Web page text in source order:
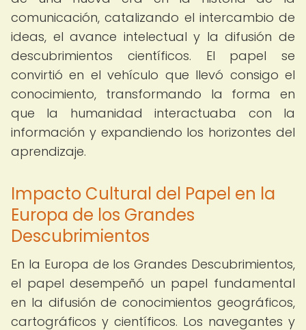
comunicación, catalizando el intercambio de
ideas, el avance intelectual y la difusión de
descubrimientos científicos. El papel se
convirtió en el vehículo que llevó consigo el
conocimiento, transformando la forma en
que la humanidad interactuaba con la
información y expandiendo los horizontes del
aprendizaje.
Impacto Cultural del Papel en la
Europa de los Grandes
Descubrimientos
En la Europa de los Grandes Descubrimientos,
el papel desempeñó un papel fundamental
en la difusión de conocimientos geográficos,
cartográficos y científicos. Los navegantes y